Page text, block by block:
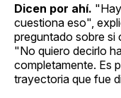
Dicen por ahí.
cuestiona eso",
preguntado sobre si
"No quiero decirlo
completamente. Es
trayectoria que fue